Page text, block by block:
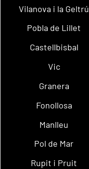
Vilanova i la Geltrú
Pobla de Lillet
Castellbisbal
Vic
Granera
Fonollosa
Manlleu
Pol de Mar
Rupit i Pruit